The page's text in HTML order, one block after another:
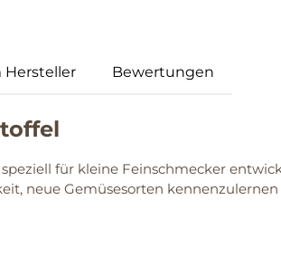
Hersteller Bewertungen
speziell für kleine Feinschmecker
neue Gemüsesorten